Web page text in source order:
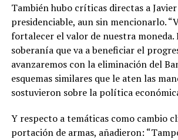
También hubo críticas directas a
presidenciable, aun sin mencionarlo.
fortalecer el valor de nuestra moneda.
soberanía que va a beneficiar el
avanzaremos con la eliminación del
esquemas similares que le aten las
sostuvieron sobre la política
Y respecto a temáticas como cambio
portación de armas, añadieron: